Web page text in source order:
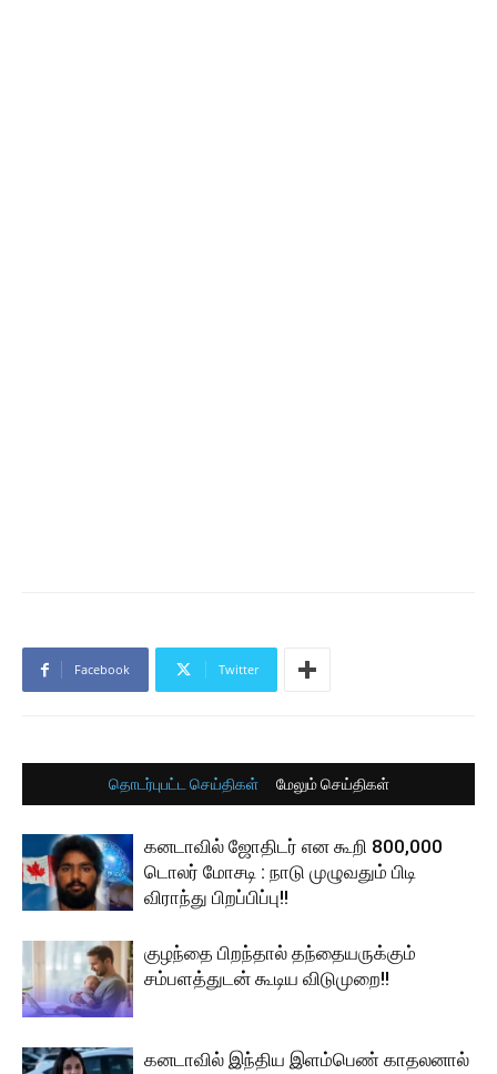
Facebook Twitter
தொடர்புபட்ட செய்திகள் மேலும் செய்திகள்
கனடாவில் ஜோதிடர் என கூறி 800,000
டொலர் மோசடி : நாடு முழுவதும் பிடி
விராந்து பிறப்பிப்பு!!
குழந்தை பிறந்தால் தந்தையருக்கும்
சம்பளத்துடன் கூடிய விடுமுறை!!
கனடாவில் இந்திய இளம்பெண் காதலனால்